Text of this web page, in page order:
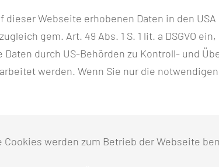
im Krankenhaus erproben“, so Dr.
des CTK. „Wir wollen das
der Patientinnen und Patienten zu
und Patienten zu Hause ermöglicht
medizinischen Radarsystems in einen
nutzbar ist. „Gemeinsam mit allen Partnern
Mikrochips entwickeln. Dank der
testen“, fasst Prof. Dr.-Ing. Dr. rer. nat. habil.
der Kooperation zusammen.
Webseite erhobenen Daten in den
gem. Art. 49 Abs. 1 S. 1 lit. a DSGVO
durch US-Behörden zu Kontroll- und
werden. Wenn Sie nur die
Cookies werden zum Betrieb der Webseite